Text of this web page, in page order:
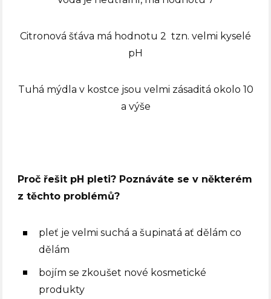
Citronová šťáva má hodnotu 2 tzn. velmi kyselé
pH
Tuhá mýdla v kostce jsou velmi zásaditá okolo 10
a výše
Proč řešit pH pleti? Poznáváte se v některém
z těchto problémů?
pleť je velmi suchá a šupinatá ať dělám co
dělám
bojím se zkoušet nové kosmetické
produkty